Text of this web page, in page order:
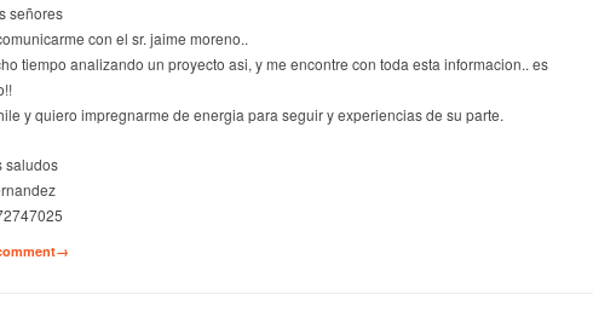
señores
con el sr. jaime moreno..
tiempo analizando un proyecto asi, y me encontre con toda esta informacion.. es
y quiero impregnarme de energia para seguir y experiencias de su parte.
saludos